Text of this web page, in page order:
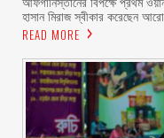
হাসান মিরাজ স্বীকার করেছেন
READ MORE